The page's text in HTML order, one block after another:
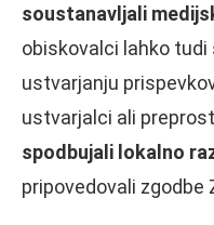
soustanavljali
obiskovalci lahko
ustvarjanju
ustvarjalci ali
spodbujali lokalno
pripovedovali zgodbe